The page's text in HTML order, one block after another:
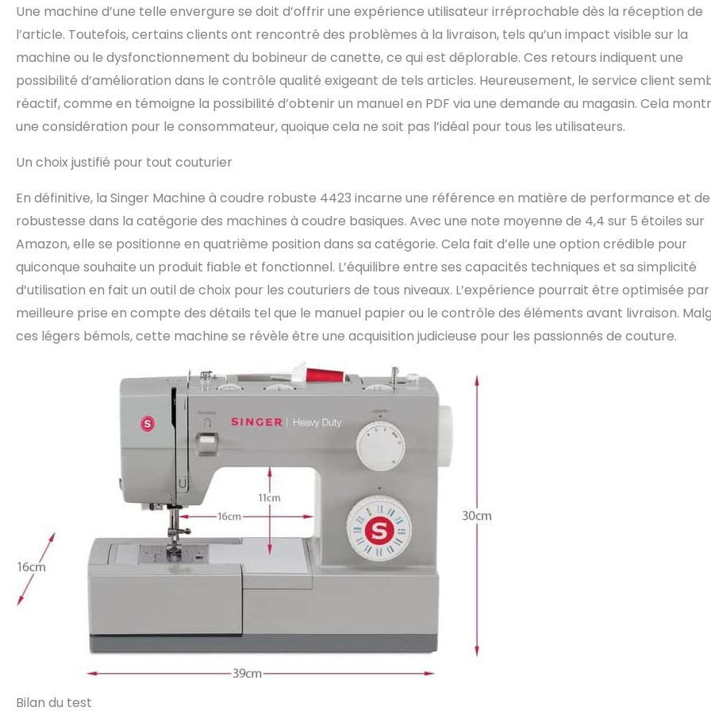
Une machine d’une telle envergure se doit d’offrir une expérience utilisateur irréprochable dès la réception de
l’article. Toutefois, certains clients ont rencontré des problèmes à la livraison, tels qu’un impact visible sur la
machine ou le dysfonctionnement du bobineur de canette, ce qui est déplorable. Ces retours indiquent une
possibilité d’amélioration dans le contrôle qualité exigeant de tels articles. Heureusement, le service client
réactif, comme en témoigne la possibilité d’obtenir un manuel en PDF via une demande au magasin. Cela
une considération pour le consommateur, quoique cela ne soit pas l’idéal pour tous les utilisateurs.
Un choix justifié pour tout couturier
En définitive, la Singer Machine à coudre robuste 4423 incarne une référence en matière de performance et de
robustesse dans la catégorie des machines à coudre basiques. Avec une note moyenne de 4,4 sur 5 étoiles sur
Amazon, elle se positionne en quatrième position dans sa catégorie. Cela fait d’elle une option crédible pour
quiconque souhaite un produit fiable et fonctionnel. L’équilibre entre ses capacités techniques et sa simplicité
d’utilisation en fait un outil de choix pour les couturiers de tous niveaux. L’expérience pourrait être optimisée
meilleure prise en compte des détails tel que le manuel papier ou le contrôle des éléments avant livraison.
ces légers bémols, cette machine se révèle être une acquisition judicieuse pour les passionnés de couture.
Bilan du test